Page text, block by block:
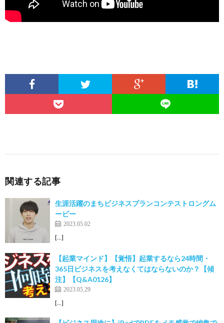
関連する記事
生涯活躍のまちビジネスプランコンテストロングム
ービー
2023.05.02
[…]
【起業マインド】【覚悟】起業するなら24時間・
365日ビジネスを考えなくてはならないのか？【傾
注】【Q&A0126】
2023.05.29
[…]